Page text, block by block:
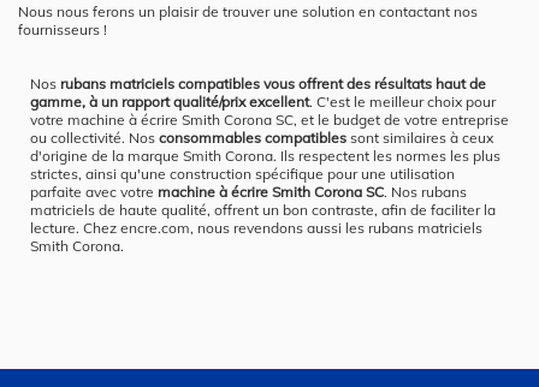
Nous nous ferons un plaisir de trouver une solution en contactant nos
fournisseurs !
Nos rubans matriciels compatibles vous offrent des résultats haut de
gamme, à un rapport qualité/prix excellent. C'est le meilleur choix pour
votre machine à écrire Smith Corona SC, et le budget de votre entreprise
ou collectivité. Nos consommables compatibles sont similaires à ceux
d'origine de la marque Smith Corona. Ils respectent les normes les plus
strictes, ainsi qu'une construction spécifique pour une utilisation
parfaite avec votre machine à écrire Smith Corona SC. Nos rubans
matriciels de haute qualité, offrent un bon contraste, afin de faciliter la
lecture. Chez encre.com, nous revendons aussi les rubans matriciels
Smith Corona.